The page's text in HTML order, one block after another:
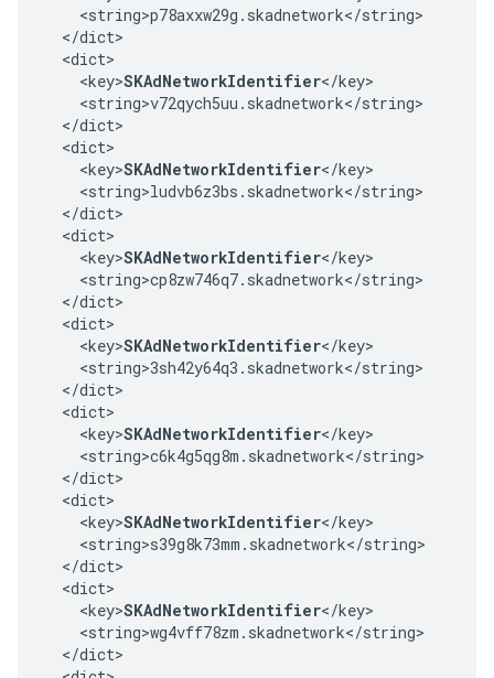
    <string>p78axxw29g.skadnetwork</string>
  </dict>
  <dict>
    <key>
SKAdNetworkIdentifier</key>
    <string>v72qych5uu.skadnetwork</string>
  </dict>
  <dict>
    <key>
SKAdNetworkIdentifier</key>
    <string>ludvb6z3bs.skadnetwork</string>
  </dict>
  <dict>
    <key>
SKAdNetworkIdentifier</key>
    <string>cp8zw746q7.skadnetwork</string>
  </dict>
  <dict>
    <key>
SKAdNetworkIdentifier</key>
    <string>3sh42y64q3.skadnetwork</string>
  </dict>
  <dict>
    <key>
SKAdNetworkIdentifier</key>
    <string>c6k4g5qg8m.skadnetwork</string>
  </dict>
  <dict>
    <key>
SKAdNetworkIdentifier</key>
    <string>s39g8k73mm.skadnetwork</string>
  </dict>
  <dict>
    <key>
SKAdNetworkIdentifier</key>
    <string>wg4vff78zm.skadnetwork</string>
  </dict>